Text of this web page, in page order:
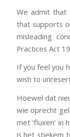
We admit that
that supports
misleading
Practices Act
If you feel you
wish to
Hoewel dat
wie oprecht
met ‘fluxen’ in
is het stiekem